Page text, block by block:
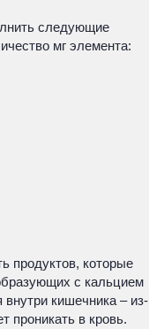
следующие
мг элемента:
продуктов, которые
с кальцием
внутри кишечника – из-
проникать в кровь.